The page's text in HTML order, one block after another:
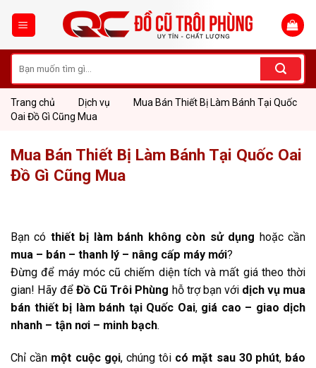
kiếm:
Trang chủ Dịch vụ
Mua Bán Thiết Bị Làm Bánh Tại Quốc
Oai Đồ Gì Cũng Mua
Mua Bán Thiết Bị Làm Bánh Tại Quốc Oai
Đồ Gì Cũng Mua
Bạn có thiết bị làm bánh không còn sử dụng hoặc cần
mua – bán – thanh lý – nâng cấp máy mới?
Đừng để máy móc cũ chiếm diện tích và mất giá theo thời
gian! Hãy đểĐồ Cũ Trôi Phùng hỗ trợ bạn với dịch vụ mua
bán thiết bị làm bánh tại Quốc Oai, giá cao – giao dịch
nhanh – tận nơi – minh bạch.
Chỉ cần một cuộc gọi, chúng tôi có mặt sau 30 phút, báo